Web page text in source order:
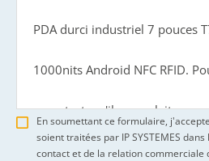
En soumettant ce formulaire,
soient traitées par IP SYSTEMES
contact et de la relation commerciale